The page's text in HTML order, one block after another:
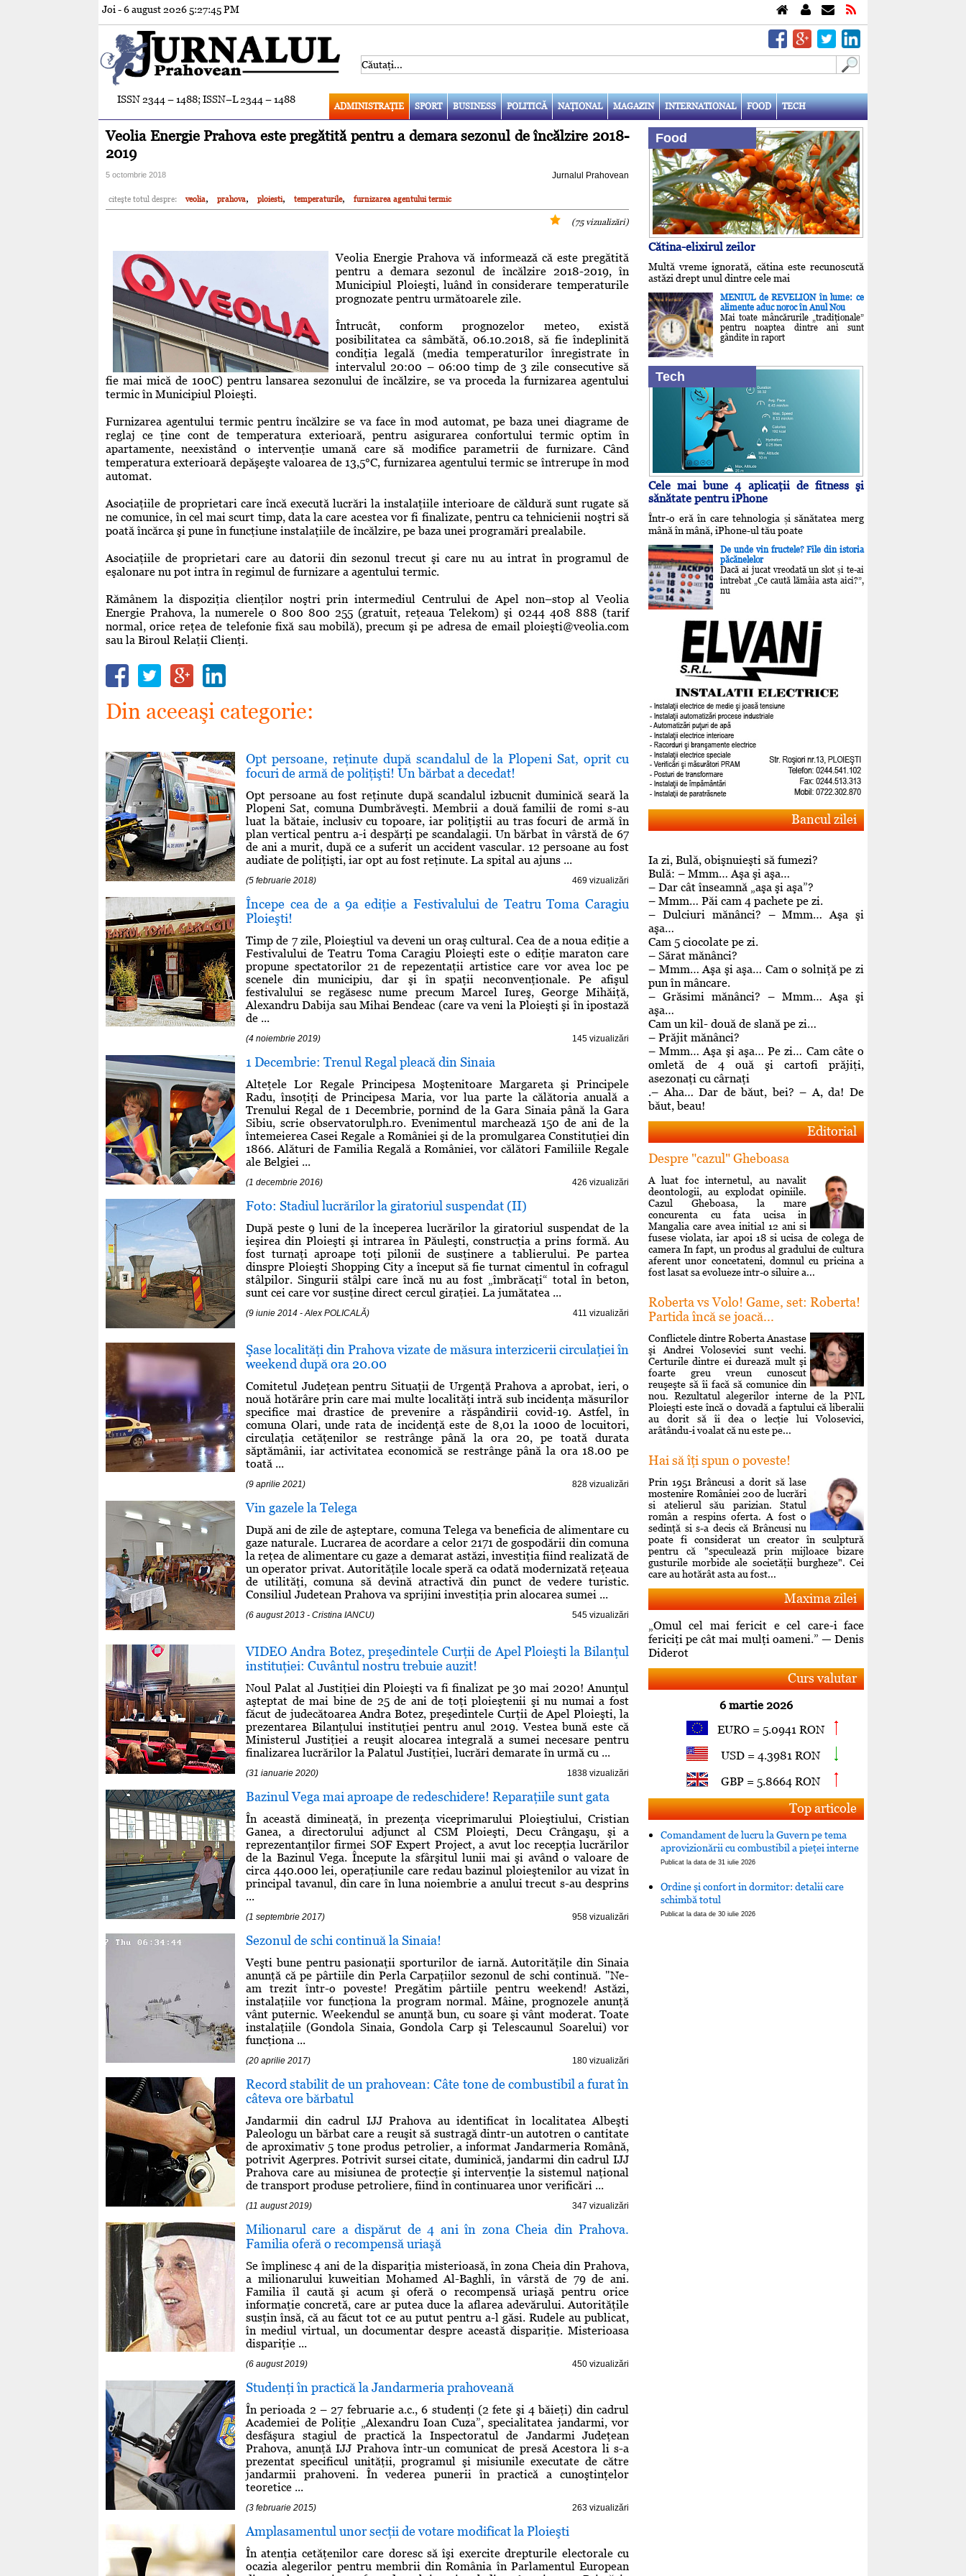
Joi - 6 august 2026 5:27:46 PM
ISSN 2344 – 1488; ISSN–L 2344 – 1488
ADMINISTRAŢIE SPORT BUSINESS POLITICĂ NAŢIONAL MAGAZIN INTERNATIONAL FOOD TECH
Veolia Energie Prahova este pregătită pentru a demara sezonul de încălzire 2018-
2019
5 octombrie 2018 Jurnalul Prahovean
citeşte totul despre: veolia, prahova, ploiesti, temperaturile, furnizarea agentului termic
(75 vizualizări)
Veolia Energie Prahova vă informează că este pregătită
pentru a demara sezonul de încălzire 2018-2019, în
Municipiul Ploieşti, luând în considerare temperaturile
prognozate pentru următoarele zile.
Întrucât, conform prognozelor meteo, există
posibilitatea ca sâmbătă, 06.10.2018, să fie îndeplinită
condiţia legală (media temperaturilor înregistrate în
intervalul 20:00 – 06:00 timp de 3 zile consecutive să
fie mai mică de 100C) pentru lansarea sezonului de încălzire, se va proceda la furnizarea agentului
termic în Municipiul Ploieşti.
Furnizarea agentului termic pentru încălzire se va face în mod automat, pe baza unei diagrame de
reglaj ce ţine cont de temperatura exterioară, pentru asigurarea confortului termic optim în
apartamente, neexistând o intervenţie umană care să modifice parametrii de furnizare. Când
temperatura exterioară depăşeşte valoarea de 13,5°C, furnizarea agentului termic se întrerupe în mod
automat.
Asociaţiile de proprietari care încă execută lucrări la instalaţiile interioare de căldură sunt rugate să
ne comunice, în cel mai scurt timp, data la care acestea vor fi finalizate, pentru ca tehnicienii noştri să
poată încărca şi pune în funcţiune instalaţiile de încălzire, pe baza unei programări prealabile.
Asociaţiile de proprietari care au datorii din sezonul trecut şi care nu au intrat în programul de
eşalonare nu pot intra în regimul de furnizare a agentului termic.
Rămânem la dispoziţia clienţilor noştri prin intermediul Centrului de Apel non–stop al Veolia
Energie Prahova, la numerele 0 800 800 255 (gratuit, reţeaua Telekom) şi 0244 408 888 (tarif
normal, orice reţea de telefonie fixă sau mobilă), precum şi pe adresa de email ploieşti@veolia.com
sau la Biroul Relaţii Clienţi.
Din aceeaşi categorie:
Opt persoane, reţinute după scandalul de la Plopeni Sat, oprit cu
focuri de armă de poliţişti! Un bărbat a decedat!
Opt persoane au fost reţinute după scandalul izbucnit duminică seară la
Plopeni Sat, comuna Dumbrăveşti. Membrii a două familii de romi s-au
luat la bătaie, inclusiv cu topoare, iar poliţiştii au tras focuri de armă în
plan vertical pentru a-i despărţi pe scandalagii. Un bărbat în vârstă de 67
de ani a murit, după ce a suferit un accident vascular. 12 persoane au fost
audiate de poliţişti, iar opt au fost reţinute. La spital au ajuns ...
(5 februarie 2018) 469 vizualizări
Începe cea de a 9a ediţie a Festivalului de Teatru Toma Caragiu
Ploieşti!
Timp de 7 zile, Ploieştiul va deveni un oraş cultural. Cea de a noua ediţie a
Festivalului de Teatru Toma Caragiu Ploieşti este o ediţie maraton care
propune spectatorilor 21 de repezentaţii artistice care vor avea loc pe
scenele din municipiu, dar şi în spaţii neconvenţionale. Pe afişul
festivalului se regăsesc nume precum Marcel Iureş, George Mihăiţă,
Alexandru Dabija sau Mihai Bendeac (care va veni la Ploieşti şi în ipostază
de ...
(4 noiembrie 2019) 145 vizualizări
1 Decembrie: Trenul Regal pleacă din Sinaia
Alteţele Lor Regale Principesa Moştenitoare Margareta şi Principele
Radu, însoţiţi de Principesa Maria, vor lua parte la călătoria anuală a
Trenului Regal de 1 Decembrie, pornind de la Gara Sinaia până la Gara
Sibiu, scrie observatorulph.ro. Evenimentul marchează 150 de ani de la
întemeierea Casei Regale a României şi de la promulgarea Constituţiei din
1866. Alături de Familia Regală a României, vor călători Familiile Regale
ale Belgiei ...
(1 decembrie 2016) 426 vizualizări
Foto: Stadiul lucrărilor la giratoriul suspendat (II)
După peste 9 luni de la începerea lucrărilor la giratoriul suspendat de la
ieşirea din Ploieşti şi intrarea în Păuleşti, construcţia a prins formă. Au
fost turnaţi aproape toţi pilonii de susţinere a tablierului. Pe partea
dinspre Ploieşti Shopping City a început să fie turnat cimentul în cofragul
stâlpilor. Singurii stâlpi care încă nu au fost „îmbrăcaţi“ total în beton,
sunt cei care vor susţine direct cercul giraţiei. La jumătatea ...
(9 iunie 2014 - Alex POLICALĂ) 411 vizualizări
Şase localităţi din Prahova vizate de măsura interzicerii circulaţiei în
weekend după ora 20.00
Comitetul Judeţean pentru Situaţii de Urgenţă Prahova a aprobat, ieri, o
nouă hotărâre prin care mai multe localităţi intră sub incidenţa măsurilor
specifice mai drastice de prevenire a răspândirii covid-19. Astfel, în
comuna Olari, unde rata de incidenţă este de 8,01 la 1000 de locuitori,
circulaţia cetăţenilor se restrânge până la ora 20, pe toată durata
săptămânii, iar activitatea economică se restrânge până la ora 18.00 pe
toată ...
(9 aprilie 2021) 828 vizualizări
Vin gazele la Telega
După ani de zile de aşteptare, comuna Telega va beneficia de alimentare cu
gaze naturale. Lucrarea de acordare a celor 2171 de gospodării din comuna
la reţea de alimentare cu gaze a demarat astăzi, investiţia fiind realizată de
un operator privat. Autorităţile locale speră ca odată modernizată reţeaua
de utilităţi, comuna să devină atractivă din punct de vedere turistic.
Consiliul Judetean Prahova va sprijini investiţia prin alocarea sumei ...
(6 august 2013 - Cristina IANCU) 545 vizualizări
VIDEO Andra Botez, preşedintele Curţii de Apel Ploieşti la Bilanţul
instituţiei: Cuvântul nostru trebuie auzit!
Noul Palat al Justiţiei din Ploieşti va fi finalizat pe 30 mai 2020! Anunţul
aşteptat de mai bine de 25 de ani de toţi ploieştenii şi nu numai a fost
făcut de judecătoarea Andra Botez, preşedintele Curţii de Apel Ploieşti, la
prezentarea Bilanţului instituţiei pentru anul 2019. Vestea bună este că
Ministerul Justiţiei a reuşit alocarea integrală a sumei necesare pentru
finalizarea lucrărilor la Palatul Justiţiei, lucrări demarate în urmă cu ...
(31 ianuarie 2020) 1838 vizualizări
Bazinul Vega mai aproape de redeschidere! Reparaţiile sunt gata
În această dimineaţă, în prezenţa viceprimarului Ploieştiului, Cristian
Ganea, a directorului adjunct al CSM Ploieşti, Decu Crângaşu, şi a
reprezentanţilor firmei SOF Expert Project, a avut loc recepţia lucrărilor
de la Bazinul Vega. Începute la sfârşitul lunii mai şi având o valoare de
circa 440.000 lei, operaţiunile care redau bazinul ploieştenilor au vizat în
principal tavanul, din care în luna noiembrie a anului trecut s-au desprins
...
(1 septembrie 2017) 958 vizualizări
Sezonul de schi continuă la Sinaia!
Veşti bune pentru pasionaţii sporturilor de iarnă. Autorităţile din Sinaia
anunţă că pe pârtiile din Perla Carpaţiilor sezonul de schi continuă. "Ne-
am trezit într-o poveste! Pregătim pârtiile pentru weekend! Astăzi,
instalaţiile vor funcţiona la program normal. Mâine, prognozele anunţă
vânt puternic. Weekendul se anunţă bun, cu soare şi vânt moderat. Toate
instalaţiile (Gondola Sinaia, Gondola Carp şi Telescaunul Soarelui) vor
funcţiona ...
(20 aprilie 2017) 180 vizualizări
Record stabilit de un prahovean: Câte tone de combustibil a furat în
câteva ore bărbatul
Jandarmii din cadrul IJJ Prahova au identificat în localitatea Albeşti
Paleologu un bărbat care a reuşit să sustragă dintr-un autotren o cantitate
de aproximativ 5 tone produs petrolier, a informat Jandarmeria Română,
potrivit Agerpres. Potrivit sursei citate, duminică, jandarmi din cadrul IJJ
Prahova care au misiunea de protecţie şi intervenţie la sistemul naţional
de transport produse petroliere, fiind în continuarea unor verificări ...
(11 august 2019) 347 vizualizări
Milionarul care a dispărut de 4 ani în zona Cheia din Prahova.
Familia oferă o recompensă uriaşă
Se împlinesc 4 ani de la dispariţia misterioasă, în zona Cheia din Prahova,
a milionarului kuweitian Mohamed Al-Baghli, în vârstă de 79 de ani.
Familia îl caută şi acum şi oferă o recompensă uriaşă pentru orice
informaţie concretă, care ar putea duce la aflarea adevărului. Autorităţile
susţin însă, că au făcut tot ce au putut pentru a-l găsi. Rudele au publicat,
în mediul virtual, un documentar despre această dispariţie. Misterioasa
dispariţie ...
(6 august 2019) 450 vizualizări
Studenţi în practică la Jandarmeria prahoveană
În perioada 2 – 27 februarie a.c., 6 studenţi (2 fete şi 4 băieţi) din cadrul
Academiei de Poliţie „Alexandru Ioan Cuza”, specialitatea jandarmi, vor
desfăşura stagiul de practică la Inspectoratul de Jandarmi Judeţean
Prahova, anunţă IJJ Prahova într-un comunicat de presă Acestora li s-a
prezentat specificul unităţii, programul şi misiunile executate de către
jandarmii prahoveni. În vederea punerii în practică a cunoştinţelor
teoretice ...
(3 februarie 2015) 263 vizualizări
Amplasamentul unor secţii de votare modificat la Ploieşti
În atenţia cetăţenilor care doresc să îşi exercite drepturile electorale cu
ocazia alegerilor pentru membrii din România în Parlamentul European
Food
Cătina-elixirul zeilor
Multă vreme ignorată, cătina este recunoscută
astăzi drept unul dintre cele mai
MENIUL de REVELION în lume: ce
alimente aduc noroc în Anul Nou
Mai toate mâncărurile „tradiţionale”
pentru noaptea dintre ani sunt
gândite în raport
Tech
Cele mai bune 4 aplicaţii de fitness şi
sănătate pentru iPhone
Într-o eră în care tehnologia și sănătatea merg
mână în mână, iPhone-ul tău poate
De unde vin fructele? File din istoria
păcănelelor
Dacă ai jucat vreodată un slot și te-ai
întrebat „Ce caută lămâia asta aici?”,
nu
Bancul zilei
Ia zi, Bulă, obişnuieşti să fumezi?
Bulă: – Mmm… Aşa şi aşa…
– Dar cât înseamnă „aşa şi aşa”?
– Mmm… Păi cam 4 pachete pe zi.
– Dulciuri mănânci? – Mmm… Aşa şi
aşa…
Cam 5 ciocolate pe zi.
– Sărat mănânci?
– Mmm… Aşa şi aşa… Cam o solniţă pe zi
pun în mâncare.
– Grăsimi mănânci? – Mmm… Aşa şi
aşa…
Cam un kil- două de slană pe zi…
– Prăjit mănânci?
– Mmm… Aşa şi aşa… Pe zi… Cam câte o
omletă de 4 ouă şi cartofi prăjiţi,
asezonaţi cu cârnaţi
.– Aha… Dar de băut, bei? – A, da! De
băut, beau!
Editorial
Despre "cazul" Gheboasa
A luat foc internetul, au navalit
deontologii, au explodat opiniile.
Cazul Gheboasa, la mare
concurenta cu fata ucisa in
Mangalia care avea initial 12 ani si
fusese violata, iar apoi 18 si ucisa de colega de
camera In fapt, un produs al gradului de cultura
aferent unor concetateni, domnul cu pricina a
fost lasat sa evolueze intr-o siluire a...
Roberta vs Volo! Game, set: Roberta!
Partida încă se joacă...
Conflictele dintre Roberta Anastase
şi Andrei Volosevici sunt vechi.
Certurile dintre ei durează mult şi
foarte greu vreun cunoscut
reuşeşte să îi facă să comunice din
nou. Rezultatul alegerilor interne de la PNL
Ploieşti este încă o dovadă a faptului că liberalii
au dorit să îi dea o lecţie lui Volosevici,
arâtându-i voalat că nu este pe...
Hai să îţi spun o poveste!
Prin 1951 Brâncusi a dorit să lase
mostenire României 200 de lucrări
si atelierul său parizian. Statul
român a respins oferta. A fost o
sedinţă si s-a decis că Brâncusi nu
poate fi considerat un creator în sculptură
pentru că "speculează prin mijloace bizare
gusturile morbide ale societăţii burgheze". Cei
care au hotărât asta au fost...
Maxima zilei
„Omul cel mai fericit e cel care-i face
fericiţi pe cât mai mulţi oameni.” — Denis
Diderot
Curs valutar
6 martie 2026
EURO = 5.0941 RON
USD = 4.3981 RON
GBP = 5.8664 RON
Top articole
Comandament de lucru la Guvern pe tema
aprovizionării cu combustibil a pieţei interne
Publicat la data de 31 iulie 2026
Ordine şi confort in dormitor: detalii care
schimbă totul
Publicat la data de 30 iulie 2026